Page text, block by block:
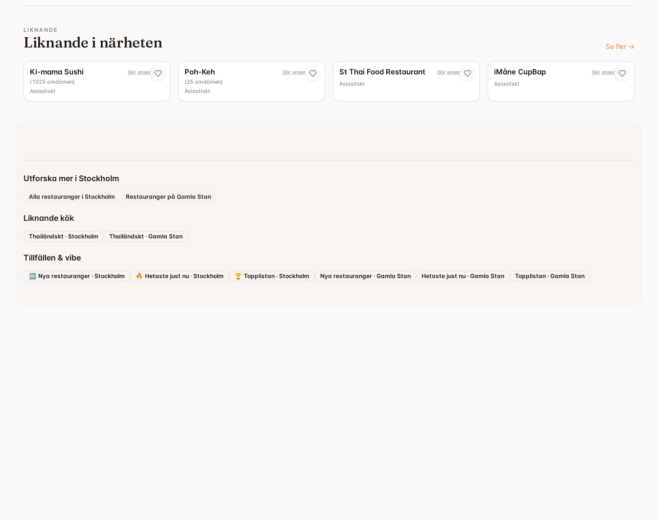
LIKNANDE
Liknande i närheten Se fler →
Ki-mama Sushi Gör anspråk nu
(1025 omdömen)
Asiastiskt
Poh-Keh Gör anspråk nu
(25 omdömen)
Asiastiskt
St Thai Food Restaurant Gör anspråk nu
Asiastiskt
iMåne CupBap Gör anspråk nu
Asiastiskt
Utforska mer i Stockholm
Alla restauranger i Stockholm Restauranger på Gamla Stan
Liknande kök
Thailändskt · Stockholm Thailändskt · Gamla Stan
Tillfällen & vibe
🆕 Nya restauranger · Stockholm 🔥 Hetaste just nu · Stockholm 🏆 Topplistan · Stockholm Nya restauranger · Gamla Stan Hetaste just nu · Gamla Stan Topplistan · Gamla Stan